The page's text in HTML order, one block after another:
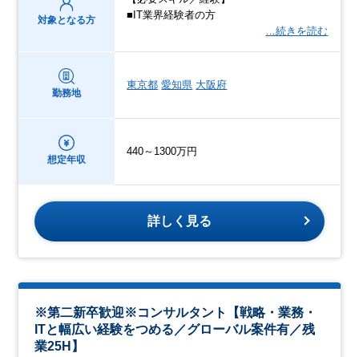
対象となる方
■IT業界経験者の方
…続きを読む
勤務地
東京都 愛知県 大阪府
想定年収
440～1300万円
詳しく見る
※第二新卒歓迎※コンサルタント【戦略・業務・
ITと幅広い経験をつめる／グローバル案件有／残
業25H】